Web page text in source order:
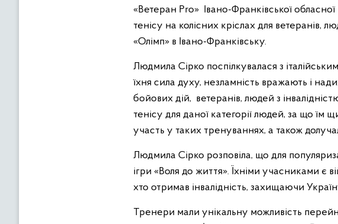
«Ветеран Pro» Івано-Франківської
тенісу на колісних кріслах для ветеранів,
«Олімп» в Івано-Франківську.
Людмила Сірко поспілкувалася з
їхня сила духу, незламність вражають і
бойових дій, ветеранів, людей з
тенісу для даної категорії людей, за що
участь у таких тренуваннях, а також
Людмила Сірко розповіла, що для
ігри «Воля до життя». Їхніми учасниками є
хто отримав інвалідність, захищаючи
Тренери мали унікальну можливість